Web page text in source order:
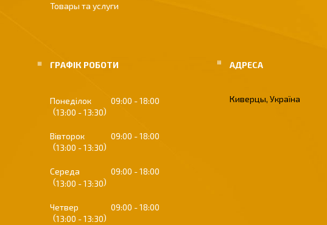
Товары та услуги
ГРАФІК РОБОТИ
Понеділок 09:00
18:00
13:00
13:30
Вівторок 09:00
18:00
13:00
13:30
Середа 09:00
18:00
13:00
13:30
Четвер 09:00
18:00
13:00
13:30
Киверцы, Україна